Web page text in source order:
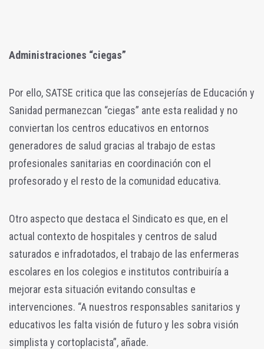
Administraciones “ciegas”
Por ello, SATSE critica que las consejerías de Educación y
Sanidad permanezcan “ciegas” ante esta realidad y no
conviertan los centros educativos en entornos
generadores de salud gracias al trabajo de estas
profesionales sanitarias en coordinación con el
profesorado y el resto de la comunidad educativa.
Otro aspecto que destaca el Sindicato es que, en el
actual contexto de hospitales y centros de salud
saturados e infradotados, el trabajo de las enfermeras
escolares en los colegios e institutos contribuiría a
mejorar esta situación evitando consultas e
intervenciones. “A nuestros responsables sanitarios y
educativos les falta visión de futuro y les sobra visión
simplista y cortoplacista”, añade.